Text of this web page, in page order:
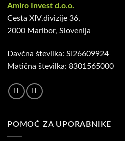
Amiro Invest d.o.o.
Cesta XIV.divizije 36,
2000 Maribor, Slovenija
Davčna številka: SI26609924
Matična številka: 8301565000
POMOČ ZA UPORABNIKE